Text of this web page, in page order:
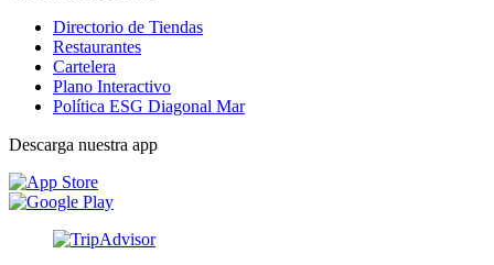
Directorio de Tiendas
Restaurantes
Cartelera
Plano Interactivo
Política ESG Diagonal Mar
Descarga nuestra app